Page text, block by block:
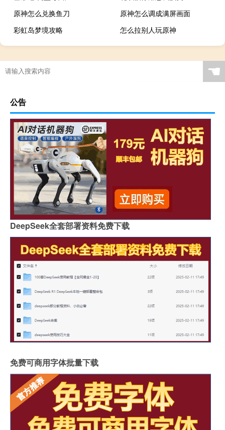
原神怎么兑换鱼刀
原神怎么调成满屏画面
彩虹岛梦境攻略
怎么拉别人玩原神
☚
公告
DeepSeek全套部署资料免费下载
免费可商用字体批量下载